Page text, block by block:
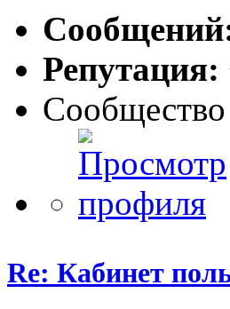
Репутация:
Сообщество
Re: Кабинет